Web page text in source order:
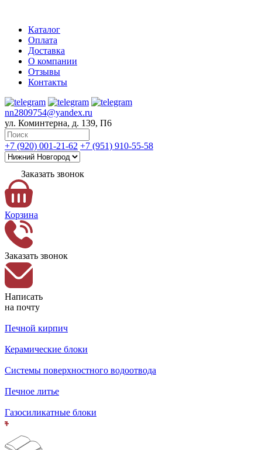
Каталог
Оплата
Доставка
О компании
Отзывы
Контакты
nn2809754@yandex.ru
ул. Коминтерна, д. 139, П6
+7 (920) 001-21-62 +7 (951) 910-55-58
Заказать звонок
Корзина
Заказать звонок
Написать
на почту
Печной кирпич
Керамические блоки
Системы поверхностного водоотвода
Печное литье
Газосиликатные блоки